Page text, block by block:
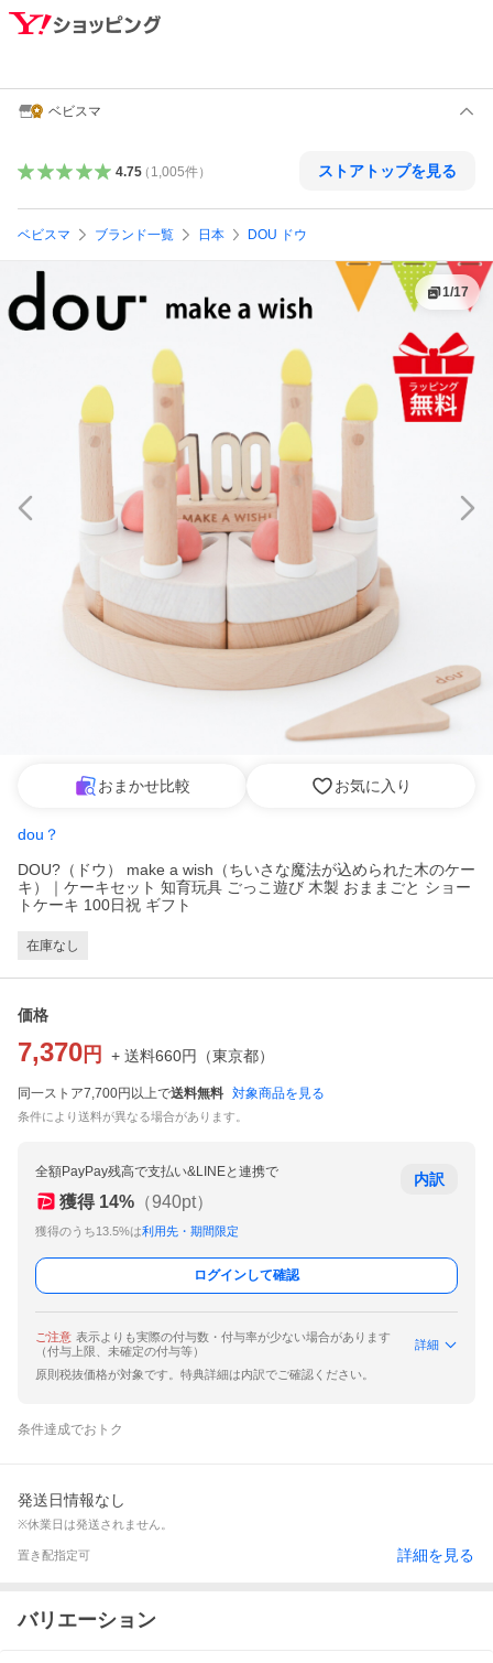
ベビスマ
4.75（ 1,005件） ストアトップを見る
ベビスマ ブランド一覧 日本 DOU ドウ
1/17
おまかせ比較 お気に入り
dou？
DOU?（ドウ） make a wish（ちいさな魔法が込められた木のケー
キ）｜ケーキセット 知育玩具 ごっこ遊び 木製 おままごと ショー
トケーキ 100日祝 ギフト
在庫なし
価格
7,370 円 + 送料660円 （東京都）
同一ストア7,700円以上で送料無料 対象商品を見る
条件により送料が異なる場合があります。
全額PayPay残高で支払い&LINEと連携で
獲得 14% （940pt）
獲得のうち13.5%は利用先・期間限定
内訳
ログインして確認
ご注意 表示よりも実際の付与数・付与率が少ない場合があります
（付与上限、未確定の付与等）
詳細
原則税抜価格が対象です。特典詳細は内訳でご確認ください。
条件達成でおトク
発送日情報なし
※休業日は発送されません。
置き配指定可 詳細を見る
バリエーション